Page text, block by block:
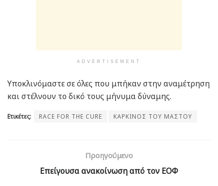
ADVERTISEMENT
Υποκλινόμαστε σε όλες που μπήκαν στην αναμέτρηση
και στέλνουν το δικό τους μήνυμα δύναμης.
Ετικέτες: RACE FOR THE CURE ΚΑΡΚΙΝΟΣ ΤΟΥ ΜΑΣΤΟΥ
Προηγούμενο
Επείγουσα ανακοίνωση από τον ΕΟΦ